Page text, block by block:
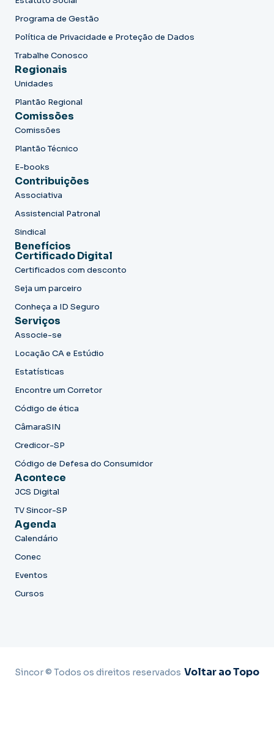
Programa de Gestão
Política de Privacidade e Proteção de Dados
Trabalhe Conosco
Regionais
Unidades
Plantão Regional
Comissões
Comissões
Plantão Técnico
E-books
Contribuições
Associativa
Assistencial Patronal
Sindical
Benefícios
Certificado Digital
Certificados com desconto
Seja um parceiro
Conheça a ID Seguro
Serviços
Associe-se
Locação CA e Estúdio
Estatísticas
Encontre um Corretor
Código de ética
CâmaraSIN
Credicor-SP
Código de Defesa do Consumidor
Acontece
JCS Digital
TV Sincor-SP
Agenda
Calendário
Conec
Eventos
Cursos
Sincor © Todos os direitos reservados Voltar ao Topo